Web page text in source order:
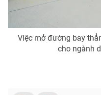
Việc mở đường bay
cho ngành